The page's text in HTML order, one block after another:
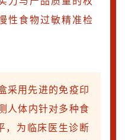
性食物过敏精准检
采用先进的免疫印
人体内针对多种食
，为临床医生诊断